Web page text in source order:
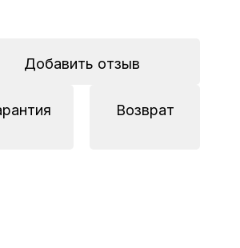
Добавить отзыв
Возврат